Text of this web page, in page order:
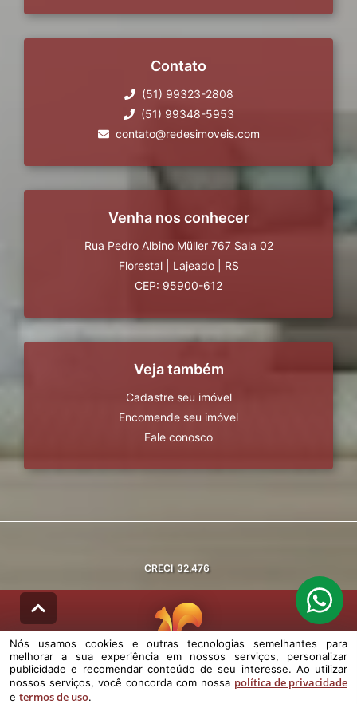
Contato
(51) 99323-2808
(51) 99348-5953
contato@redesimoveis.com
Venha nos conhecer
Rua Pedro Albino Müller 767 Sala 02
Florestal
Lajeado
RS
CEP: 95900-612
Veja também
Cadastre seu imóvel
Encomende seu imóvel
Fale conosco
CRECI 32.476
© DESENVOLVIDO PELAAGIL.NET
Nós usamos cookies e outras tecnologias semelhantes para melhorar a
sua experiência em nossos serviços, personalizar publicidade e
Nós usamos cookies e outras tecnologias semelhantes para
melhorar a sua experiência em nossos serviços, personalizar
publicidade e recomendar conteúdo de seu interesse. Ao utilizar
nossos serviços, você concorda com nossa política de privacidade
e termos de uso.